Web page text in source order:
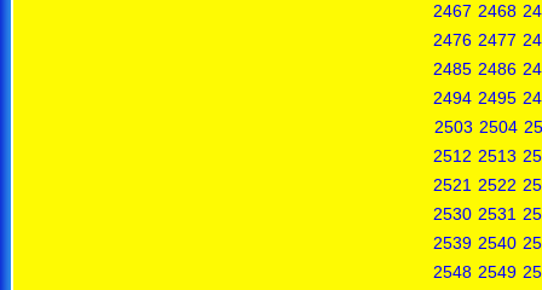
2467 2468
2476 2477
2485 2486
2494 2495
2503 2504
2512 2513
2521 2522
2530 2531
2539 2540
2548 2549